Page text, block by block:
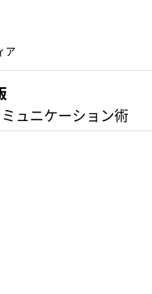
ア
ュニケーション術